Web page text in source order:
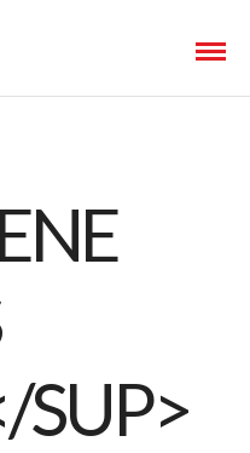
SUP>